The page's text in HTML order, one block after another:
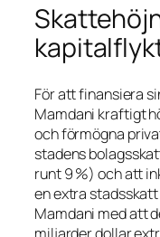
För att finansiera
Mamdani kraftigt
och förmögna
stadens
runt 9 %) och att
en extra
Mamdani med att